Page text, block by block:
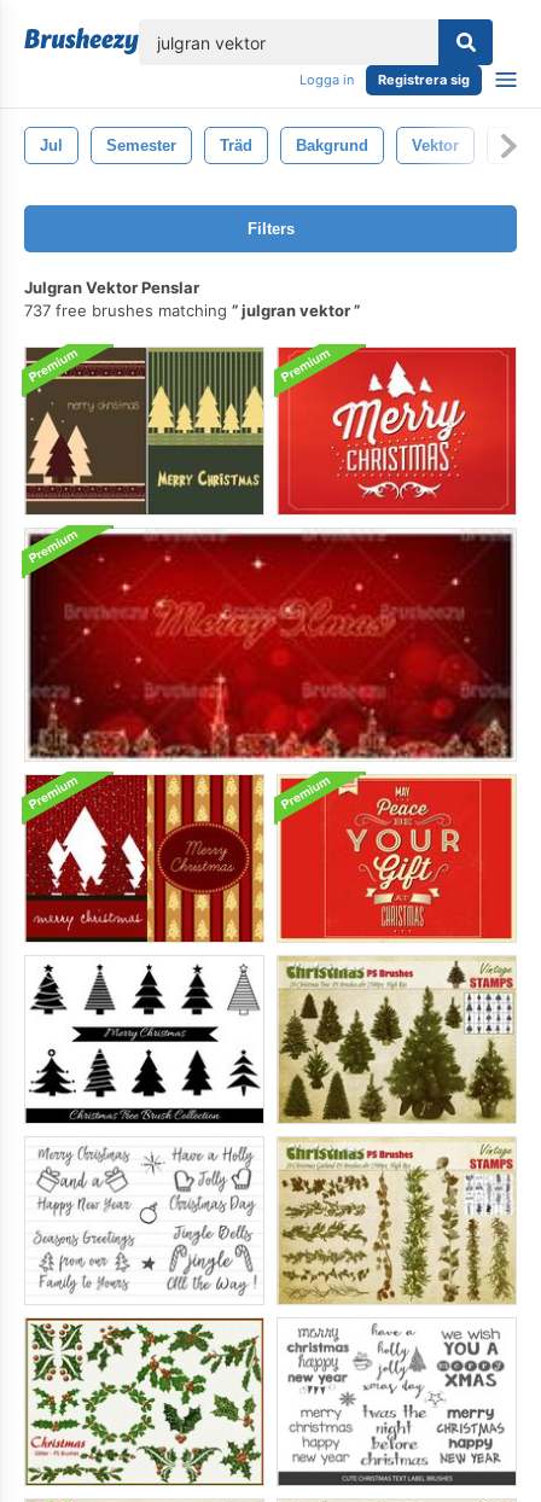
Logga in Registrera sig
Jul Semester Träd Bakgrund Vektor God
Filters
Julgran Vektor Penslar
737 free brushes matching
julgran vektor